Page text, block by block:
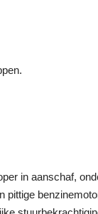
in aanschaf,